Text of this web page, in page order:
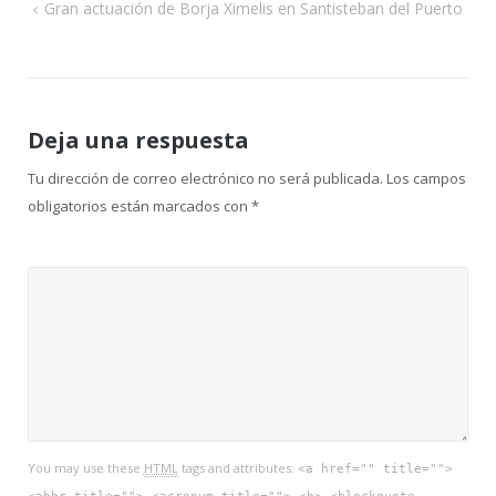
Navegación
Gran actuación de Borja Ximelis en Santisteban del Puerto
Deja una respuesta
Tu dirección de correo electrónico no será publicada. Los campos
obligatorios están marcados con *
You may use these HTMLtags and attributes: <a href="" title="">